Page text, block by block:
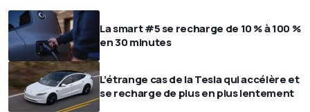
La smart #5 se recharge de 10 % à 100 %
en 30 minutes
L’étrange cas de la Tesla qui accélère et
se recharge de plus en plus lentement